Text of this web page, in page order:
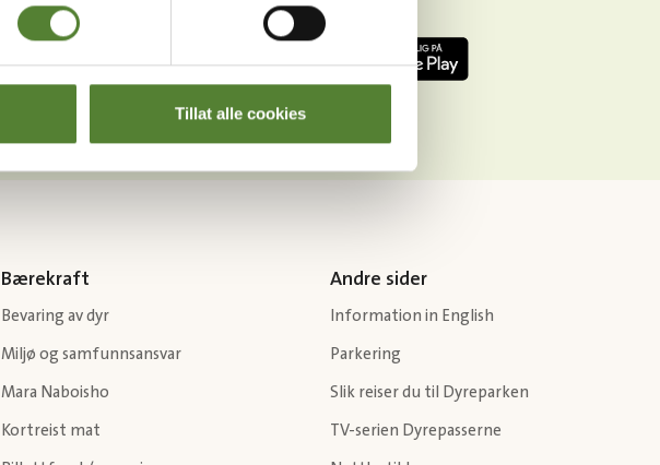
Tillat alle cookies
Bærekraft
Bevaring av dyr
Miljø og samfunnsansvar
Mara Naboisho
Kortreist mat
Andre sider
Information in English
Parkering
Slik reiser du til Dyreparken
TV-serien Dyrepasserne